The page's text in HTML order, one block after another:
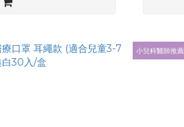
小兒科醫師推薦